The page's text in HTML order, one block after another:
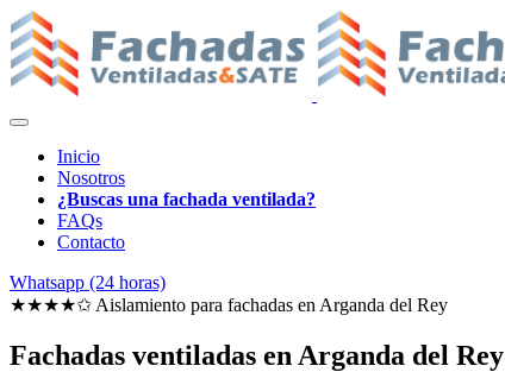
Inicio
Nosotros
¿Buscas una fachada ventilada?
FAQs
Contacto
Whatsapp (24 horas)
★★★★✩ Aislamiento para fachadas en Arganda del Rey
Fachadas ventiladas en Arganda del Rey